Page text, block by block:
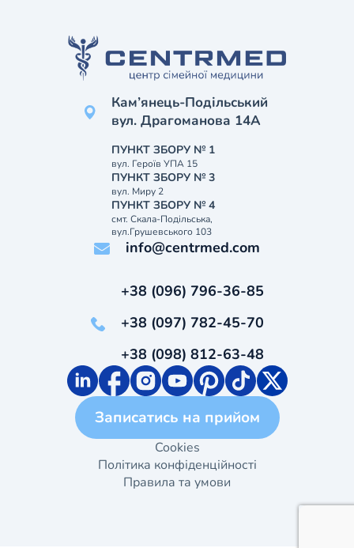
Кам’янець-Подільський
вул. Драгоманова 14А
ПУНКТ ЗБОРУ № 1
вул. Героїв УПА 15
ПУНКТ ЗБОРУ № 3
вул. Миру 2
ПУНКТ ЗБОРУ № 4
смт. Скала-Подільська,
вул.Грушевського 103
info@centrmed.com
+38 (096) 796-36-85
+38 (097) 782-45-70
+38 (098) 812-63-48
Записатись на прийом
Cookies
Політика конфіденційності
Правила та умови